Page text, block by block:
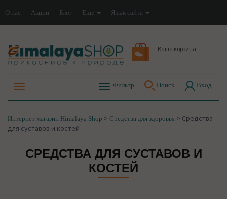
О нас Акции Блог Еще Язык сайта
Ваша корзина
Фильтр Поиск Вход
Интернет магазин Himalaya Shop > Средства для здоровья > Средства
для суставов и костей
СРЕДСТВА ДЛЯ СУСТАВОВ И
КОСТЕЙ